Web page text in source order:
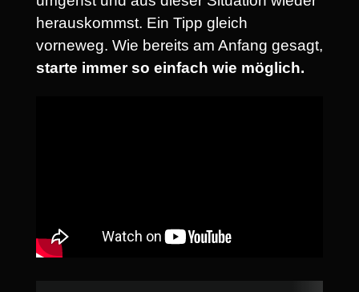
herauskommst. Ein Tipp gleich
vorneweg. Wie bereits am Anfang gesagt,
starte immer so einfach wie möglich.